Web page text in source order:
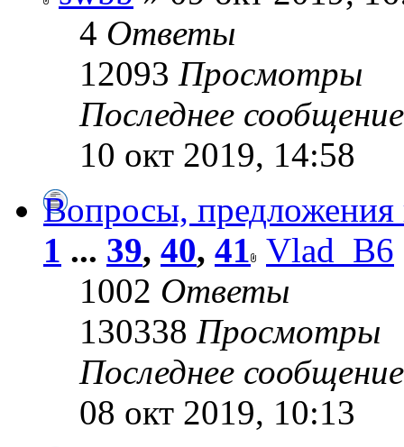
4 Ответы
12093 Просмотры
Последнее
10 окт 2019, 14:58
Вопросы,
1 ... 39, 40, 41 Vlad_B6
1002 Ответы
130338 Просмотры
Последнее
08 окт 2019, 10:13